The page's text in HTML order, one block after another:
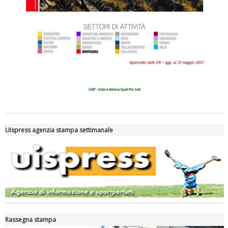
Uispress agenzia stampa settimanale
Rassegna stampa